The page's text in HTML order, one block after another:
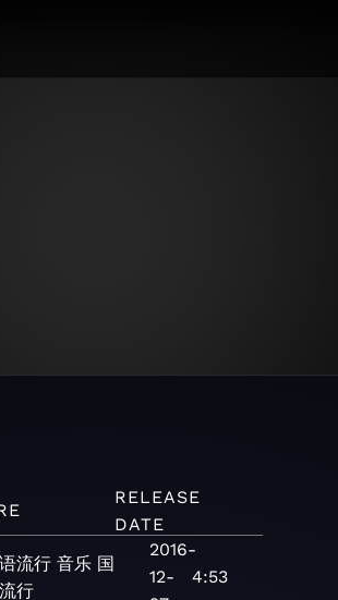
RELEASE
DATE
流行 音乐 国
行
2016-
12-
4:53